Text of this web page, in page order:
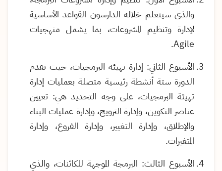
والذي سيتعلم خلاله الدارسون القواعد الأساسية
لإدارة وتنظيم المشروعات، بما يشمل منهجيات
Agile
.
الأسبوع الثاني: إدارة تهيئة البرمجيات، حيث تقدم
الدورة ستة أنشطة رئيسية متصلة بعمليات إدارة
تهيئة البرمجيات، على وجه التحديد هي: تعيين
عناصر التكوين، وإدارة الترويج، وإدارة عمليات البناء
والإطلاق، وإدارة التغيير، وإدارة الفروع، وإدارة
المتغيرات.
الأسبوع الثالث: البرمجة الموجهة للكائنات، والذي